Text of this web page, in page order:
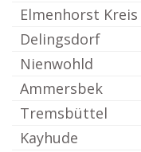
Elmenhorst
Delingsdorf
Nienwohld
Ammersbek
Tremsbüttel
Kayhude